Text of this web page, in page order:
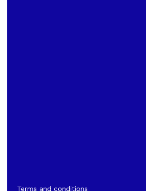
Terms and conditions